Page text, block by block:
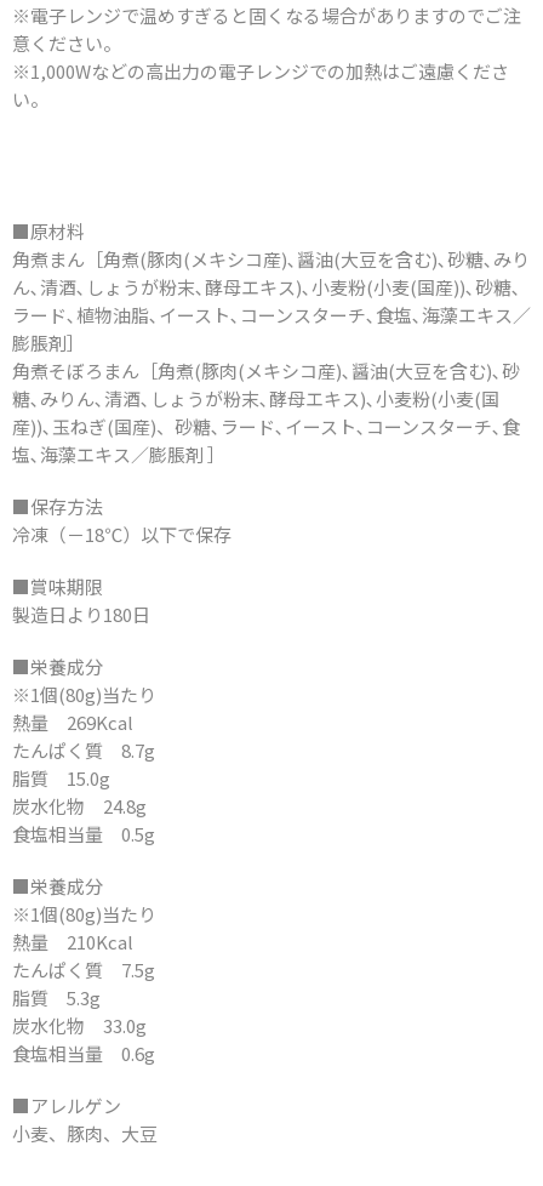
※電子レンジで温めすぎると固くなる場合がありますのでご注
意ください。
※1,000Wなどの高出力の電子レンジでの加熱はご遠慮くださ
い。
■原材料
角煮まん［角煮(豚肉(メキシコ産)､醤油(大豆を含む)､砂糖､みり
ん､清酒､しょうが粉末､酵母エキス)､小麦粉(小麦(国産))､砂糖､
ラード､植物油脂､イースト､コーンスターチ､食塩､海藻エキス／
膨脹剤］
角煮そぼろまん［角煮(豚肉(メキシコ産)､醤油(大豆を含む)､砂
糖､みりん､清酒､しょうが粉末､酵母エキス)､小麦粉(小麦(国
産))､玉ねぎ(国産)、砂糖､ラード､イースト､コーンスターチ､食
塩､海藻エキス／膨脹剤 ］
■保存方法
冷凍（－18℃）以下で保存
■賞味期限
製造日より180日
■栄養成分
※1個(80g)当たり
熱量 269Kcal
たんぱく質 8.7g
脂質 15.0g
炭水化物 24.8g
食塩相当量 0.5g
■栄養成分
※1個(80g)当たり
熱量 210Kcal
たんぱく質 7.5g
脂質 5.3g
炭水化物 33.0g
食塩相当量 0.6g
■アレルゲン
小麦、豚肉、大豆